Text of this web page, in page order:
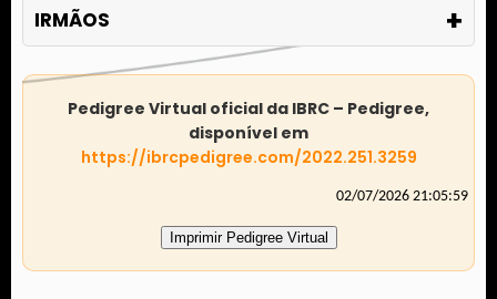
IRMÃOS +
Pedigree Virtual oficial da IBRC – Pedigree,
disponível em
https://ibrcpedigree.com/2022.251.3259
02/07/2026 21:05:59
Imprimir Pedigree Virtual